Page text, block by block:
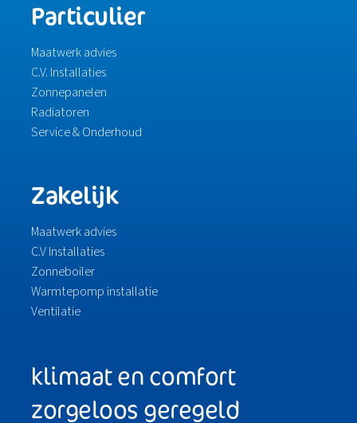
Particulier
Maatwerk advies
C.V. Installaties
Zonnepanelen
Radiatoren
Service & Onderhoud
Zakelijk
Maatwerk advies
C.V Installaties
Zonneboiler
Warmtepomp installatie
Ventilatie
klimaat en comfort
zorgeloos geregeld